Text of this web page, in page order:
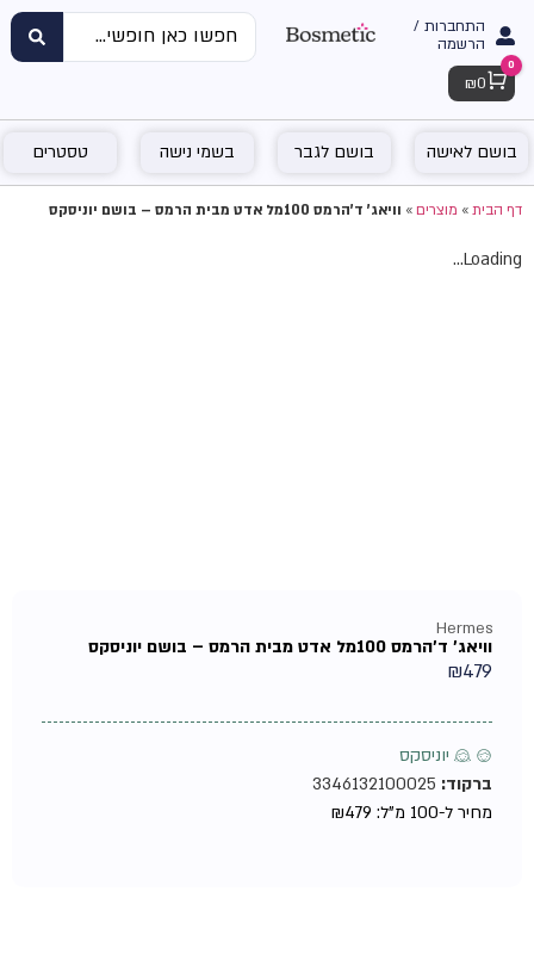
התחברות /
הרשמה
Cart
0
₪ 0
בושם לאישה בושם לגבר בשמי נישה טסטרים
דף הבית»מוצרים»וויאג' ד'הרמס 100מל אדט מבית הרמס – בושם יוניסקס
Loading...
Hermes
וויאג' ד'הרמס 100מל אדט מבית הרמס – בושם יוניסקס
₪479
♂ ♀ יוניסקס
ברקוד:3346132100025
מחיר ל-100 מ"ל:
₪479